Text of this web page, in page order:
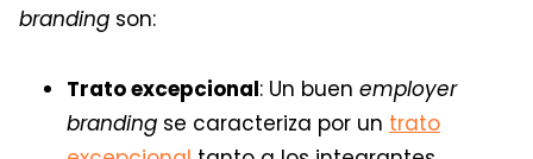
branding son:
Trato excepcional: Un buen employer
branding se caracteriza por un trato